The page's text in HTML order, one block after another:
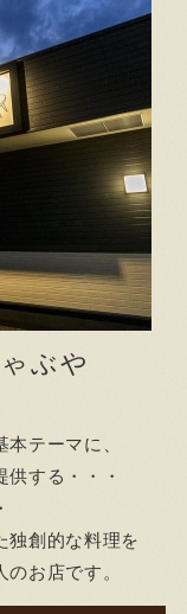
ぶや
テーマに、
する・・・
独創的な料理を
お店です。